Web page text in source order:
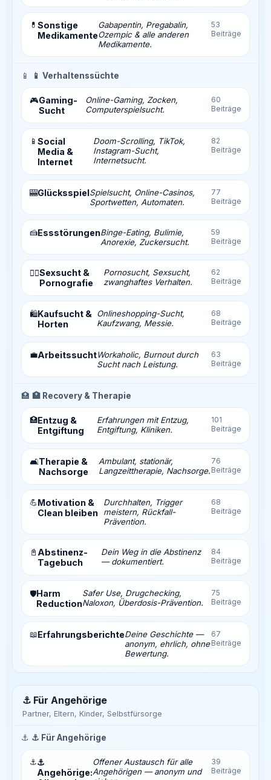
💊 Sonstige
Medikamente
Gabapentin, Pregabalin,
Ozempic & alle anderen
Medikamente.
53
Beiträge
📱 📱 Verhaltenssüchte
🎮Gaming-
Sucht
Online-Gaming, Zocken,
Computerspielsucht.
60
Beiträge
📱 Social
Media &
Internet
Doom-Scrolling, TikTok,
Instagram-Sucht,
Internetsucht.
82
Beiträge
🎰GlücksspielSpielsucht, Online-Casinos,
Sportwetten, Automaten.
77
Beiträge
🍰EssstörungenBinge-Eating, Bulimie,
Anorexie, Zuckersucht.
59
Beiträge
❤️‍🔥Sexsucht &
Pornografie
Pornosucht, Sexsucht,
zwanghaftes Verhalten.
62
Beiträge
🛍️Kaufsucht &
Horten
Onlineshopping-Sucht,
Kaufzwang, Messie.
68
Beiträge
💼ArbeitssuchtWorkaholic, Burnout durch
Sucht nach Leistung.
63
Beiträge
🏥 🏥 Recovery & Therapie
🏥Entzug &
Entgiftung
Erfahrungen mit Entzug,
Entgiftung, Kliniken.
101
Beiträge
🛋️Therapie &
Nachsorge
Ambulant, stationär,
Langzeittherapie, Nachsorge.
76
Beiträge
💪Motivation &
Clean bleiben
Durchhalten, Trigger
meistern, Rückfall-
Prävention.
68
Beiträge
📓 Abstinenz-
Tagebuch
Dein Weg in die Abstinenz
— dokumentiert.
84
Beiträge
🛡️Harm
Reduction
Safer Use, Drugchecking,
Naloxon, Überdosis-Prävention.
75
Beiträge
📖ErfahrungsberichteDeine Geschichte —
anonym, ehrlich, ohne
Bewertung.
67
Beiträge
⚓ Für Angehörige
Partner, Eltern, Kinder, Selbstfürsorge
⚓ ⚓ Für Angehörige
⚓⚓
Angehörige:
Offener Austausch für alle
Angehörigen — anonym und
39
Beiträge